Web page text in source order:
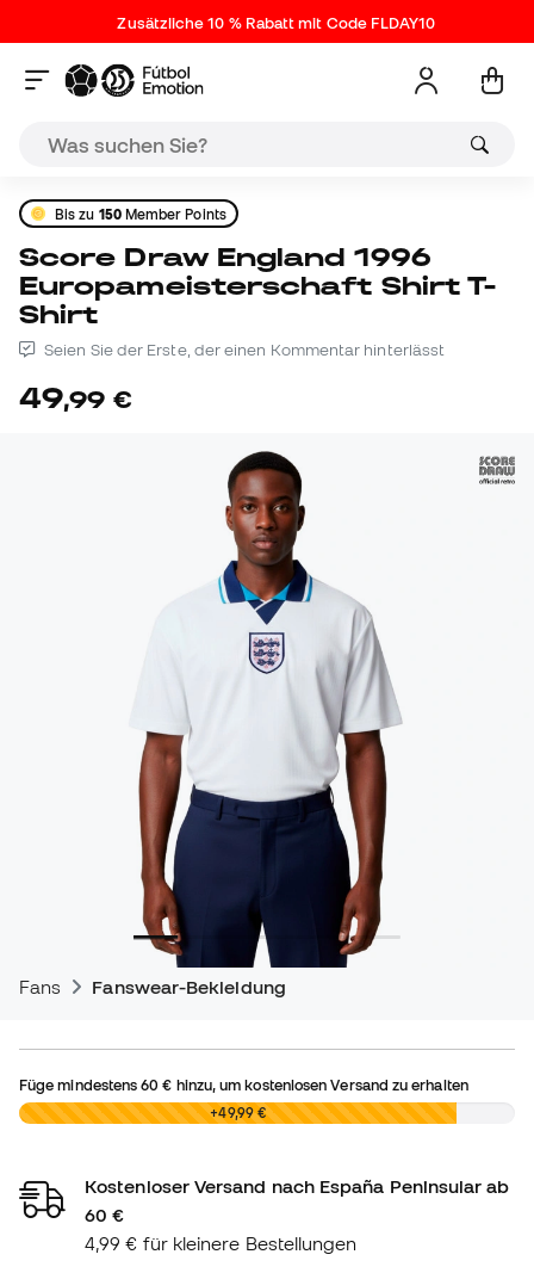
Zusätzliche 10 % Rabatt mit Code FLDAY10
Bis zu 150Member Points
Score Draw England 1996
Europameisterschaft Shirt T-
Shirt
Seien Sie der Erste, der einen Kommentar hinterlässt
49,99 €
Fans Fanswear-Bekleidung
Füge mindestens60 € hinzu, um kostenlosen Versand zu erhalten
0,00 € +49,99 €
Kostenloser Versand nach España Peninsular ab
60 €
4,99 € für kleinere Bestellungen